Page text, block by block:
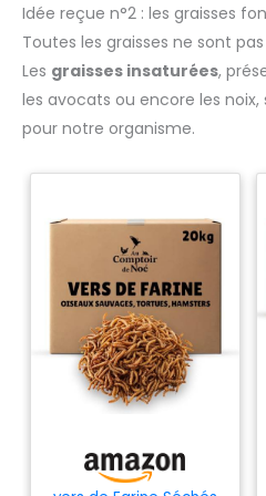
Idée reçue n°2 : les graisses
Toutes les graisses ne sont
Les graisses insaturées,
les avocats ou encore les
pour notre organisme.